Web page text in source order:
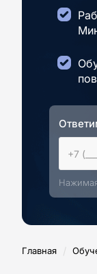
Главная /